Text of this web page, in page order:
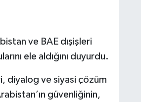
ve BAE dışişleri
ele aldığını duyurdu.
diyalog ve siyasi çözüm
güvenliğinin,